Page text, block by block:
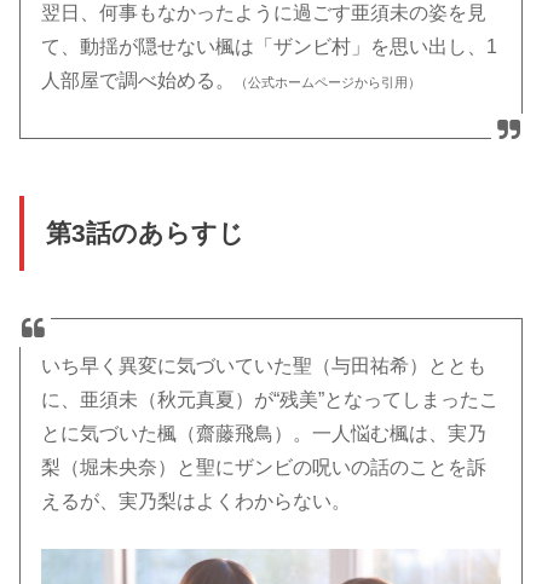
翌日、何事もなかったように過ごす亜須未の姿を見
て、動揺が隠せない楓は「ザンビ村」を思い出し、1
人部屋で調べ始める。
（公式ホームページから引用）
第3話のあらすじ
いち早く異変に気づいていた聖（与田祐希）ととも
に、亜須未（秋元真夏）が“残美”となってしまったこ
とに気づいた楓（齋藤飛鳥）。一人悩む楓は、実乃
梨（堀未央奈）と聖にザンビの呪いの話のことを訴
えるが、実乃梨はよくわからない。